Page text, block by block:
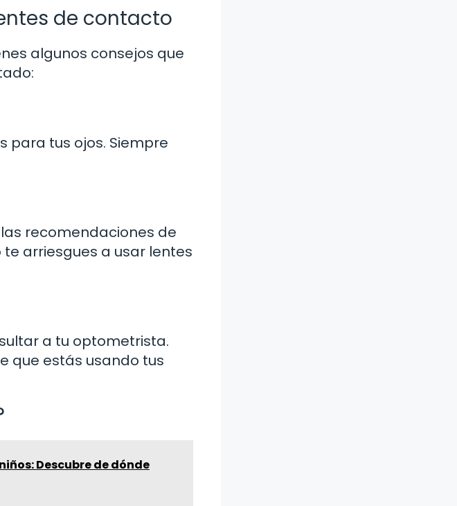
de contacto
algunos consejos que
para tus ojos. Siempre
recomendaciones de
arriesgues a usar lentes
a tu optometrista.
que estás usando tus
Descubre de dónde